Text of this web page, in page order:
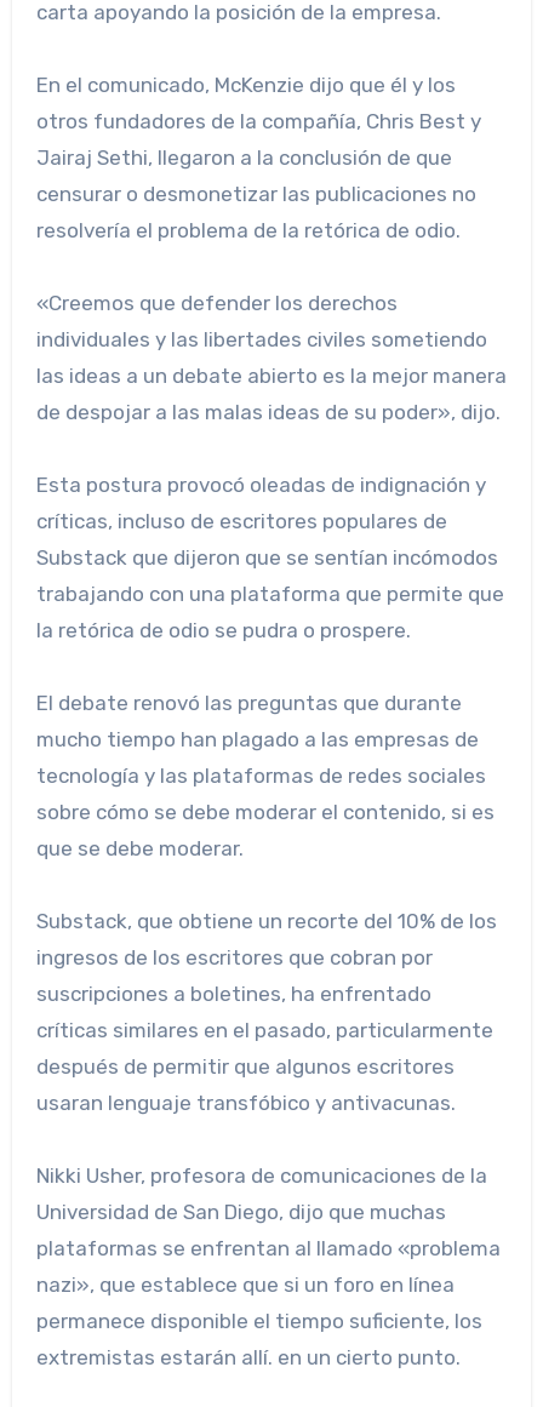
carta apoyando la posición de la empresa.
En el comunicado, McKenzie dijo que él y los
otros fundadores de la compañía, Chris Best y
Jairaj Sethi, llegaron a la conclusión de que
censurar o desmonetizar las publicaciones no
resolvería el problema de la retórica de odio.
«Creemos que defender los derechos
individuales y las libertades civiles sometiendo
las ideas a un debate abierto es la mejor manera
de despojar a las malas ideas de su poder», dijo.
Esta postura provocó oleadas de indignación y
críticas, incluso de escritores populares de
Substack que dijeron que se sentían incómodos
trabajando con una plataforma que permite que
la retórica de odio se pudra o prospere.
El debate renovó las preguntas que durante
mucho tiempo han plagado a las empresas de
tecnología y las plataformas de redes sociales
sobre cómo se debe moderar el contenido, si es
que se debe moderar.
Substack, que obtiene un recorte del 10% de los
ingresos de los escritores que cobran por
suscripciones a boletines, ha enfrentado
críticas similares en el pasado, particularmente
después de permitir que algunos escritores
usaran lenguaje transfóbico y antivacunas.
Nikki Usher, profesora de comunicaciones de la
Universidad de San Diego, dijo que muchas
plataformas se enfrentan al llamado «problema
nazi», que establece que si un foro en línea
permanece disponible el tiempo suficiente, los
extremistas estarán allí. en un cierto punto.